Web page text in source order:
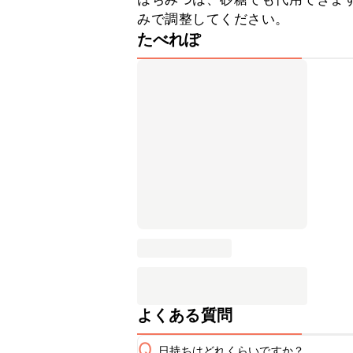
みで調整してください。
たべれぽ
よくある質問
日持ちはどれくらいですか？